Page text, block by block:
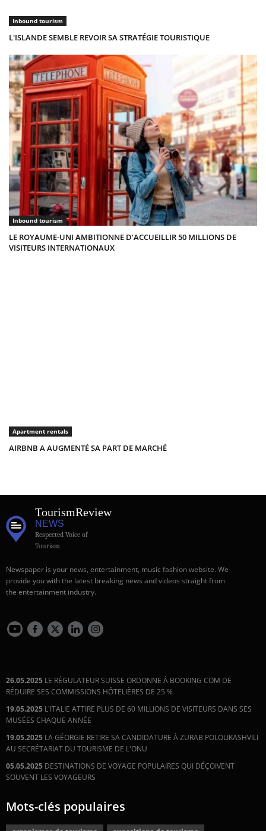
Inbound tourism
L'ISLANDE SEMBLE REVOIR SA STRATÉGIE TOURISTIQUE
Inbound tourism
LE ROYAUME-UNI AMBITIONNE D’ACCUEILLIR 50 MILLIONS DE
VISITEURS INTERNATIONAUX
Apartment rentals
AIRBNB A AUGMENTÉ SA PART DE MARCHÉ
TourismReview
NEWS
Respected Voice of
Tourism
Newspaper is your news, entertainment, music fashion website. We
provide you with the latest breaking news and videos straight from
the entertainment industry.
26.05.2025 LE RÉGULATEUR SUISSE ORDONNE À BOOKING COM DE
RÉDUIRE SES COMMISSIONS HÔTELIÈRES DE 25 %
19.05.2025 L'ITALIE ATTIRE PLUS DE 60 MILLIONS DE VISITEURS DANS SES
MUSÉES CHAQUE ANNÉE
19.05.2025 LA GÉORGIE RETIRE SA CANDIDATURE À ZURAB POLOLIKASHVILI
AU SECRÉTARIAT DU TOURISME DE L'ONU
05.05.2025 DESTINATIONS DE VOYAGE POPULAIRES QUI DÉÇOIVENT
SOUVENT LES VOYAGEURS
Mots-clés populaires